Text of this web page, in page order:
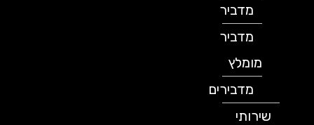
מדביר
מדביר
מומלץ
מדבירים
שירותי